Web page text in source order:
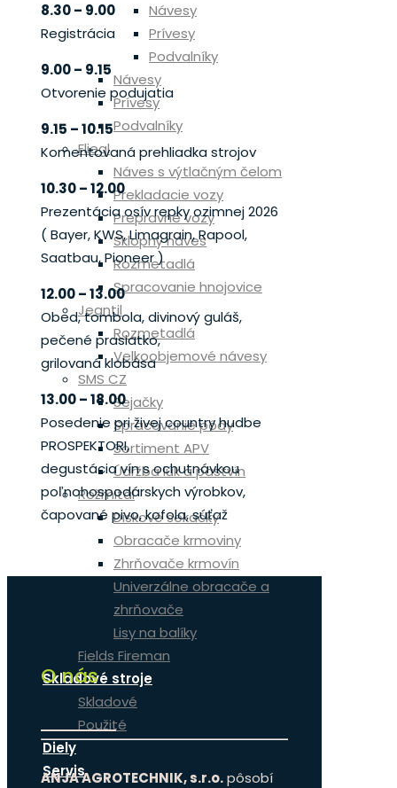
Návesy
Prívesy
Podvalníky
Návesy
Prívesy
Podvalníky
Fliegl
Náves s výtlačným čelom
Prekladacie vozy
Prepravné vozy
Sklopný náves
Rozmetadlá
Spracovanie hnojovice
Jeantil
Rozmetadlá
Velkoobjemové návesy
SMS CZ
Sejačky
Spracovanie pôdy
Sortiment APV
Údržba lúk a pastvín
Rožmitál
Diskové sekačky
Obracače krmoviny
Zhrňovače krmovín
Univerzálne obracače a
zhrňovače
Lisy na balíky
Fields Fireman
Skladové stroje
Skladové
Použité
Diely
Servis
8.30 – 9.00
Registrácia
9.00 – 9.15
Otvorenie podujatia
9.15 – 10.15
Komentovaná prehliadka strojov
10.30 – 12.00
Prezentácia osív repky ozimnej 2026
( Bayer, KWS, Limagrain, Rapool,
Saatbau, Pioneer )
12.00 – 13.00
Obed, tombola, divinový guláš,
pečené prasiatko,
grilovaná klobása
13.00 – 18.00
Posedenie pri živej country hudbe
PROSPEKTORI,
degustácia vín s ochutnávkou
poľnohospodárskych výrobkov,
čapované pivo, kofola, súťaž
O nás
ANJA AGROTECHNIK, s.r.o.pôsobí